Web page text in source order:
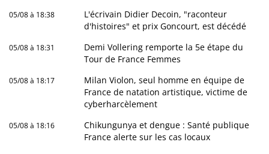
05/08 à 18:38
L'écrivain Didier Decoin, "raconteur
d'histoires" et prix Goncourt, est décédé
05/08 à 18:31
Demi Vollering remporte la 5e étape du
Tour de France Femmes
05/08 à 18:17
Milan Violon, seul homme en équipe de
France de natation artistique, victime de
cyberharcèlement
05/08 à 18:16
Chikungunya et dengue : Santé publique
France alerte sur les cas locaux